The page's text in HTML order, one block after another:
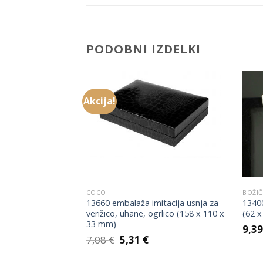
PODOBNI IZDELKI
Akcija!
Add to
COCO
13660 embalaža imitacija usnja za
verižico, uhane, ogrlico (158 x 110 x
33 mm)
7,08€ Izvirna
cena
5,31 €Trenutna
(62
9,39